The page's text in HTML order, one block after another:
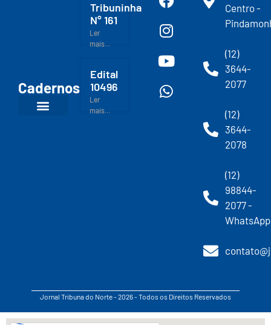
Cadernos
Tribuninha
N° 161
Ler
mais...
Edital
10496
Ler
mais...
Centro -
(12)
3644-
2077
(12)
3644-
2078
(12)
98844-
2077 -
WhatsApp
Jornal Tribuna do Norte - 2026 - Todos os Direitos Reservados